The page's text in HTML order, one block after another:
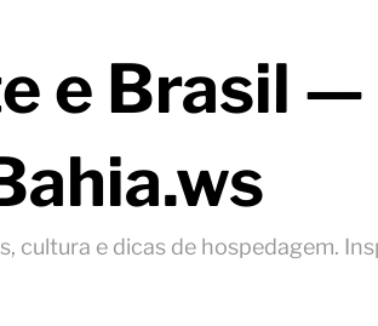
e Brasil —
cultura e dicas de hospedagem.